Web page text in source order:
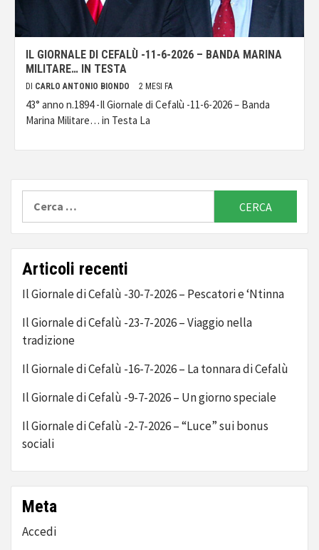
IL GIORNALE DI CEFALÙ -11-6-2026 – BANDA MARINA
MILITARE… IN TESTA
DI CARLO ANTONIO BIONDO 2 MESI FA
43° anno n.1894 -Il Giornale di Cefalù -11-6-2026 – Banda
Marina Militare… in Testa La
Articoli recenti
Il Giornale di Cefalù -30-7-2026 – Pescatori e ‘Ntinna
Il Giornale di Cefalù -23-7-2026 – Viaggio nella
tradizione
Il Giornale di Cefalù -16-7-2026 – La tonnara di Cefalù
Il Giornale di Cefalù -9-7-2026 – Un giorno speciale
Il Giornale di Cefalù -2-7-2026 – “Luce” sui bonus
sociali
Meta
Accedi